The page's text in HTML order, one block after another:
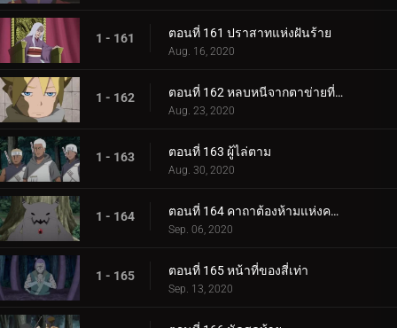
1 - 161 ตอนที่ 161 ปราสาทแห่งฝันร้าย
Aug. 16, 2020
1 - 162 ตอนที่ 162 หลบหนีจากตาข่ายที่กระชับ
Aug. 23, 2020
1 - 163 ตอนที่ 163 ผู้ไล่ตาม
Aug. 30, 2020
1 - 164 ตอนที่ 164 คาถาต้องห้ามแห่งความตาย
Sep. 06, 2020
1 - 165 ตอนที่ 165 หน้าที่ของสี่เท่า
Sep. 13, 2020